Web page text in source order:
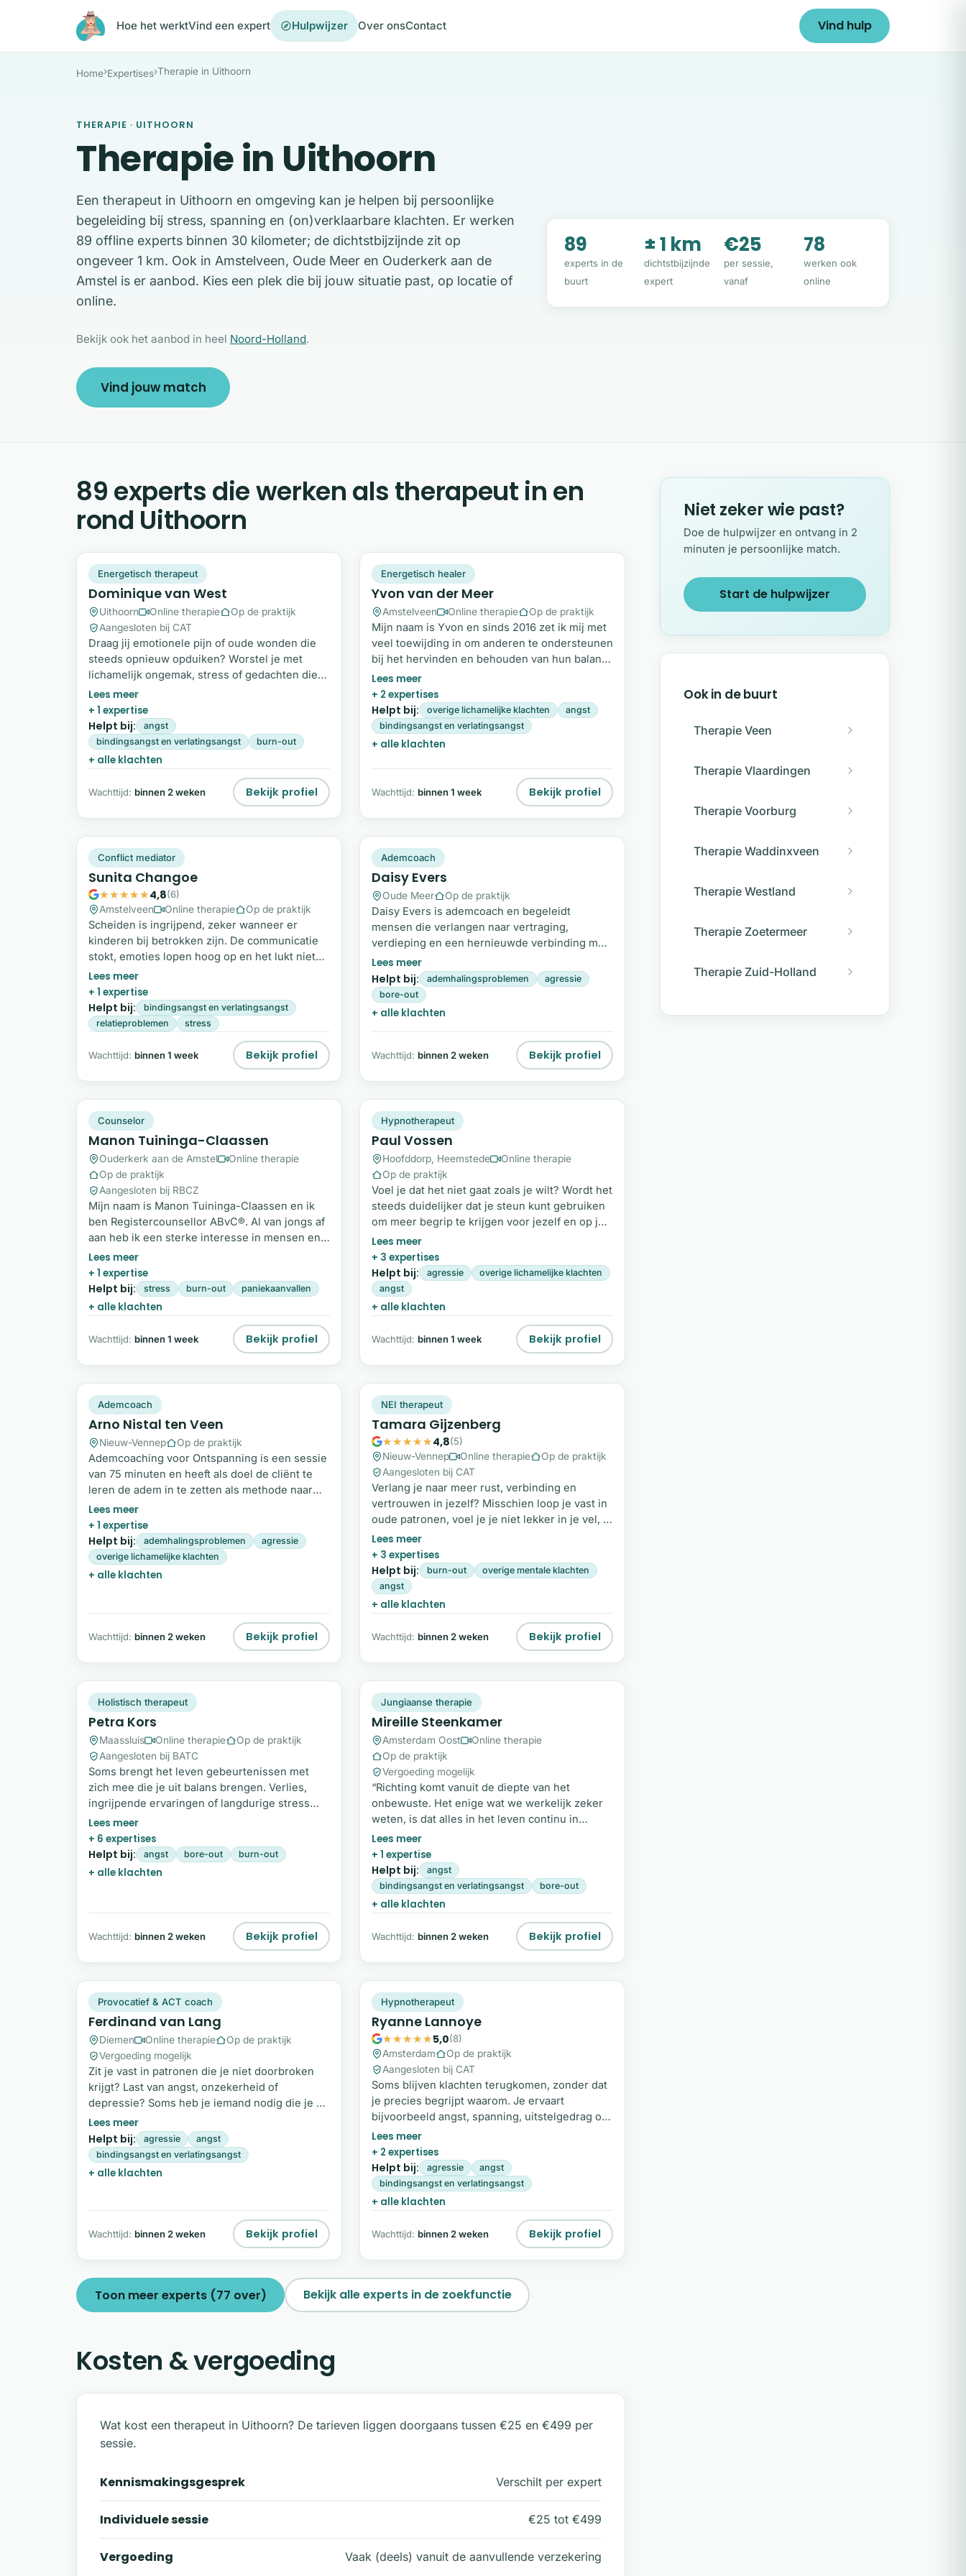
Ga naar de inhoud
Hoe het werktVind een expert Hulpwijzer Over onsContact Vind hulp
Home›Expertises›Therapie in Uithoorn
THERAPIE · UITHOORN
Therapie in Uithoorn
Een therapeut in Uithoorn en omgeving kan je helpen bij persoonlijke
begeleiding bij stress, spanning en (on)verklaarbare klachten. Er werken
89 offline experts binnen 30 kilometer; de dichtstbijzijnde zit op
ongeveer 1 km. Ook in Amstelveen, Oude Meer en Ouderkerk aan de
Amstel is er aanbod. Kies een plek die bij jouw situatie past, op locatie of
online.
Bekijk ook het aanbod in heel Noord-Holland.
Vind jouw match
89
experts in de
buurt
± 1 km
dichtstbijzijnde
expert
€25
per sessie,
vanaf
78
werken ook
online
89 experts die werken als therapeut in en
rond Uithoorn
DV
Plek beschikbaar
Energetisch therapeut
Dominique van West
Uithoorn Online therapie
Op de praktijk
Aangesloten bij CAT
Draag jij emotionele pijn of oude wonden die
steeds opnieuw opduiken? Worstel je met
lichamelijk ongemak, stress of gedachten die
maar niet tot rust komen? Voel je een zwaarte
waarvan je weet dat er iets mag verschuiven?
Ik ben Dominique van West. Als energetisch
therapeut en gecertificeerd facilitator help ik
vrouwen om stress en oude emoties los te
laten, zodat blokkades en pijn kunnen
transformeren naar flow.
+ 1 expertise
Helpt bij:
angst
bindingsangst en verlatingsangst
burn-out
+ alle klachten
Wachttijd: binnen 2 weken Bekijk profiel
YV
Snel beschikbaar
Energetisch healer
Yvon van der Meer
Amstelveen Online therapie Op de praktijk
Mijn naam is Yvon en sinds 2016 zet ik mij met
veel toewijding in om anderen te ondersteunen
bij het hervinden en behouden van hun balans.
Vanuit mijn achtergrond in het onderwijs én
door mijn eigen ervaring met een burn-out,
ben ik me volledig gaan richten op persoonlijke
begeleiding in mijn praktijk.
+ 2 expertises
Helpt bij: overige lichamelijke klachten
angst
bindingsangst en verlatingsangst
+ alle klachten
Wachttijd: binnen 1 week Bekijk profiel
Snel beschikbaar
Conflict mediator
Sunita Changoe
4,8(6)
Amstelveen
Online therapie Op de praktijk
Scheiden is ingrijpend, zeker wanneer er
kinderen bij betrokken zijn. De communicatie
stokt, emoties lopen hoog op en het lukt niet
meer om samen beslissingen te nemen in het
belang van jullie kind. Herkenbaar? Ik ben
Sunita Changoe, mediator en specialist in
scheiding en co-ouderschap. Met mijn
juridische achtergrond en jarenlange ervaring
begeleid ik ouders naar werkbare afspraken en
+ 1 expertise
Helpt bij:
bindingsangst en verlatingsangst
relatieproblemen
stress
Wachttijd: binnen 1 week Bekijk profiel
Plek beschikbaar
Ademcoach
Daisy Evers
Oude Meer Op de praktijk
Daisy Evers is ademcoach en begeleidt
mensen die verlangen naar vertraging,
verdieping en een hernieuwde verbinding met
de signalen van hun lichaam. In de drukte van
het dagelijks leven raken we vaak het contact
met onszelf kwijt; Daisy helpt je om weer echt
te leren voelen en te luisteren naar wat er van
Helpt bij: ademhalingsproblemen
agressie
bore-out
+ alle klachten
Wachttijd: binnen 2 weken Bekijk profiel
Snel beschikbaar
Counselor
Manon Tuininga-Claassen
Ouderkerk aan de Amstel
Online therapie
Op de praktijk
Aangesloten bij RBCZ
Mijn naam is Manon Tuininga-Claassen en ik
ben Registercounsellor ABvC®. Al van jongs af
aan heb ik een sterke interesse in mensen en
in wat hen beweegt. Het helpen van mensen
die vastlopen in hun leven heeft mij er jaren
geleden toe gebracht om mij professioneel te
scholen als counsellor op hbo-niveau.
Iedereen komt in het leven momenten tegen
waarop het even niet meer lukt.
+ 1 expertise
Helpt bij: stress burn-out paniekaanvallen
+ alle klachten
Wachttijd: binnen 1 week Bekijk profiel
Snel beschikbaar
Hypnotherapeut
Paul Vossen
Hoofddorp, Heemstede
Online therapie
Op de praktijk
Voel je dat het niet gaat zoals je wilt? Wordt het
steeds duidelijker dat je steun kunt gebruiken
om meer begrip te krijgen voor jezelf en op je
eigen tempo veranderingen te maken? Ik ben
er voor jou. Mijn naam is Paul Vossen. Na een
studie psychologie en een carrière in de IT,
ben ik een aantal jaar geleden teruggekeerd
naar mijn oorspronkelijke pad.
+ 3 expertises
Helpt bij: agressie
overige lichamelijke klachten
angst
+ alle klachten
Wachttijd: binnen 1 week Bekijk profiel
Plek beschikbaar
Ademcoach
Arno Nistal ten Veen
Nieuw-Vennep Op de praktijk
Ademcoaching voor Ontspanning is een sessie
van 75 minuten en heeft als doel de cliënt te
leren de adem in te zetten als methode naar
ontspanning in lichaam en geest. Werkt altijd!
Ademtherapie voor Transformatie is een sessie
van 2,5 uur waarin we ons richtenop het
loslaten en helen van stress en trauma.
+ 1 expertise
Helpt bij: ademhalingsproblemen
agressie
overige lichamelijke klachten
+ alle klachten
Wachttijd: binnen 2 weken Bekijk profiel
Plek beschikbaar
NEI therapeut
Tamara Gijzenberg
4,8(5)
Nieuw-Vennep
Online therapie
Op de praktijk
Aangesloten bij CAT
Verlang je naar meer rust, verbinding en
vertrouwen in jezelf? Misschien loop je vast in
oude patronen, voel je je niet lekker in je vel, of
draag je te veel met je mee, zonder dat je
precies weet waar het vandaan komt. Ik ben
Tamara Gijzenberg. Met een combinatie van
coaching, NEI-therapie, lichaamswerk en
energetische therapie help ik je om de diepere
oorzaak van terugkerende patronen zichtbaar
te maken.
+ 3 expertises
Helpt bij: burn-out
overige mentale klachten
angst
+ alle klachten
Wachttijd: binnen 2 weken Bekijk profiel
PK
Plek beschikbaar
Holistisch therapeut
Petra Kors
Maassluis Online therapie
Op de praktijk
Aangesloten bij BATC
Soms brengt het leven gebeurtenissen met
zich mee die je uit balans brengen. Verlies,
ingrijpende ervaringen of langdurige stress
kunnen ervoor zorgen dat je vastloopt en het
gevoel hebt dat het leven zwaar is geworden.
Als holistisch therapeut begeleid ik
volwassenen en kinderen vanaf acht jaar bij het
alleen naar de klacht, maar naar jou als geheel.
+ 6 expertises
Helpt bij: angst bore-out burn-out
+ alle klachten
Wachttijd: binnen 2 weken Bekijk profiel
MS
Plek beschikbaar
Jungiaanse therapie
Mireille Steenkamer
Amsterdam Oost
Online therapie
Op de praktijk
Vergoeding mogelijk
“Richting komt vanuit de diepte van het
onbewuste. Het enige wat we werkelijk zeker
weten, is dat alles in het leven continu in
beweging is en naar transformatie streeft.” Mijn
naam is Mireille Steenkamer. Als Jungiaans
psychotherapeut, coach en shamanic
practitioner bied ik een veilige bedding waarin
we samen op zoek gaan naar de diepere lagen
van jouw zijn.
+ 1 expertise
Helpt bij:
angst
bindingsangst en verlatingsangst
bore-out
+ alle klachten
Wachttijd: binnen 2 weken Bekijk profiel
FV
Plek beschikbaar
Provocatief & ACT coach
Ferdinand van Lang
Diemen Online therapie
Op de praktijk
Vergoeding mogelijk
Zit je vast in patronen die je niet doorbroken
krijgt? Last van angst, onzekerheid of
depressie? Soms heb je iemand nodig die je op
een andere manier uitdaagt om in beweging te
komen. Ik werk als provocatief en ACT coach
met volwassenen die klaar zijn voor
verandering. Door een combinatie van
weer grip te krijgen op je leven. Wil je de
eerste stap zetten?
Helpt bij: agressie
angst
bindingsangst en verlatingsangst
+ alle klachten
Wachttijd: binnen 2 weken Bekijk profiel
Plek beschikbaar
Hypnotherapeut
Ryanne Lannoye
5,0(8)
Amsterdam
Op de praktijk
Aangesloten bij CAT
Soms blijven klachten terugkomen, zonder dat
je precies begrijpt waarom. Je ervaart
bijvoorbeeld angst, spanning, uitstelgedrag of
lichamelijke klachten die niet goed
verklaarbaar zijn. In veel gevallen ligt er een
diepere emotionele oorzaak onder, zoals
onverwerkte ervaringen of trauma. Met
hypnotherapie, EMDR en energetisch werk
help ik je om deze onderliggende patronen te
onderzoeken en te doorbreken.
+ 2 expertises
Helpt bij: agressie
angst
bindingsangst en verlatingsangst
+ alle klachten
Wachttijd: binnen 2 weken Bekijk profiel
Toon meer experts (77 over) Bekijk alle experts in de zoekfunctie
Kosten & vergoeding
Wat kost een therapeut in Uithoorn? De tarieven liggen doorgaans tussen €25 en €499 per
sessie.
Kennismakingsgesprek Verschilt per expert
Individuele sessie €25 tot €499
Vergoeding Vaak (deels) vanuit de aanvullende verzekering
Niet zeker wie past?
Doe de hulpwijzer en ontvang in 2
minuten je persoonlijke match.
Start de hulpwijzer
Ook in de buurt
Therapie Veen
Therapie Vlaardingen
Therapie Voorburg
Therapie Waddinxveen
Therapie Westland
Therapie Zoetermeer
Therapie Zuid-Holland